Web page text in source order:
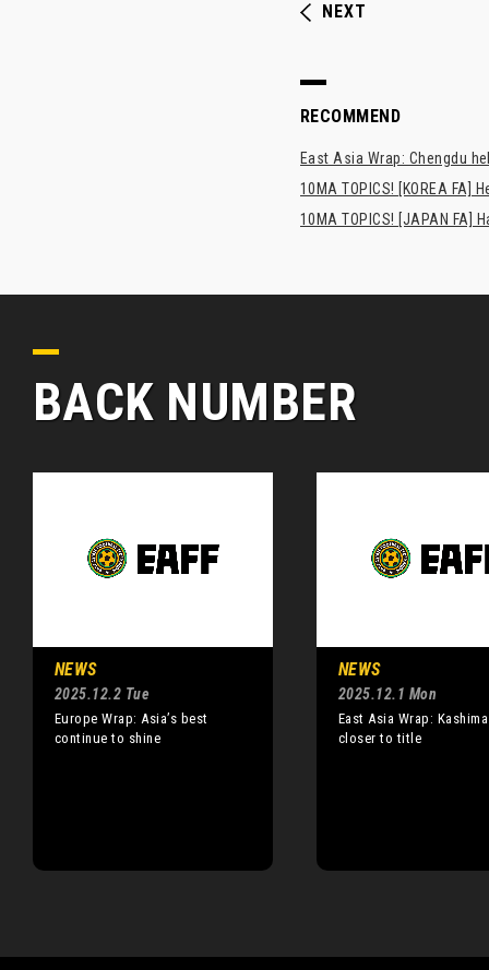
NEXT
RECOMMEND
East Asia Wrap: Chengdu
10MA TOPICS! [KOREA FA]
10MA TOPICS! [JAPAN
BACK NUMBER
NEWS
2025.12.2 Tue
Europe Wrap: Asia’s best
continue to shine
NEWS
2025.12.1 Mon
East Asia Wrap:
closer to title